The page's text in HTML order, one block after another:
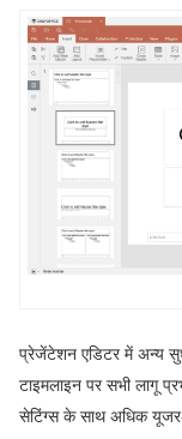
प्रेजेंटेशन एडिटर में अन्य
टाइमलाइन पर सभी लागू
सेटिंग्स के साथ अधिक यूजर